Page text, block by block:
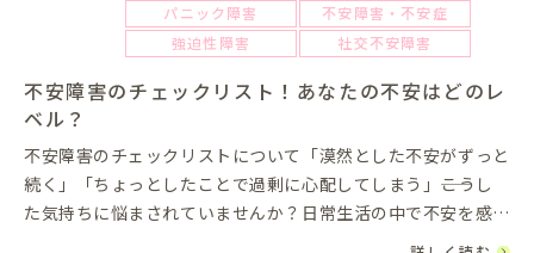
パニック障害
不安障害・不安症
強迫性障害
社交不安障害
不安障害のチェックリスト！あなたの不安はどのレ
ベル？
不安障害のチェックリストについて「漠然とした不安がずっと
続く」「ちょっとしたことで過剰に心配してしまう」――こうし
た気持ちに悩まされていませんか？日常生活の中で不安を感じ
るのは自然なことですが、それが強すぎたり、長期間続いたり